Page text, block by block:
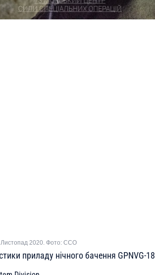
2020. Фото: ССО
приладу нічного бачення GPNVG-18